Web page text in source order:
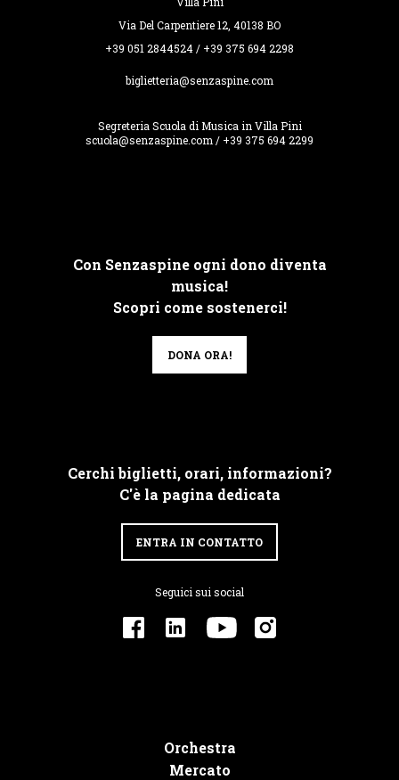
Via Del Carpentiere 12, 40138 BO
+39 051 2844524 / +39 375 694 2298
biglietteria@senzaspine.com
Segreteria Scuola di Musica in Villa Pini
scuola@senzaspine.com / +39 375 694 2299
Con Senzaspine ogni dono diventa
musica!
Scopri come sostenerci!
DONA ORA!
Cerchi biglietti, orari, informazioni?
C'è la pagina dedicata
ENTRA IN CONTATTO
Seguici sui social
Orchestra
Mercato